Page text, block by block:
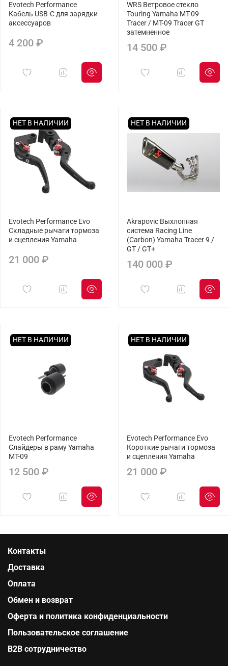
Evotech Performance
Кабель USB-C для зарядки
аксессуаров
4 200 ₽
WRS Ветровое стекло
Touring Yamaha MT-09
Tracer / MT-09 Tracer GT
затемненное
14 500 ₽
НЕТ В НАЛИЧИИ
Evotech Performance Evo
Складные рычаги тормоза
и сцепления Yamaha
21 000 ₽
НЕТ В НАЛИЧИИ
Akrapovic Выхлопная
система Racing Line
(Carbon) Yamaha Tracer 9 /
GT / GT+
140 000 ₽
НЕТ В НАЛИЧИИ
Evotech Performance
Слайдеры в раму Yamaha
MT-09
12 500 ₽
НЕТ В НАЛИЧИИ
Evotech Performance Evo
Короткие рычаги тормоза
и сцепления Yamaha
21 000 ₽
Контакты
Доставка
Оплата
Обмен и возврат
Оферта и политика конфиденциальности
Пользовательское соглашение
B2B сотрудничество